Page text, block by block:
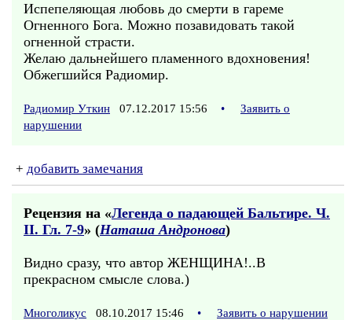
Испепеляющая любовь до смерти в гареме
Огненного Бога. Можно позавидовать такой
огненной страсти.
Желаю дальнейшего пламенного вдохновения!
Обжегшийся Радиомир.
Радиомир Уткин 07.12.2017 15:56 •
Заявить о
нарушении
+ добавить замечания
Рецензия на «Легенда о падающей Бальтире. Ч.
II. Гл. 7-9» (Наташа Андронова)
Видно сразу, что автор ЖЕНЩИНА!..В
прекрасном смысле слова.)
Многоликус 08.10.2017 15:46 • Заявить о нарушении